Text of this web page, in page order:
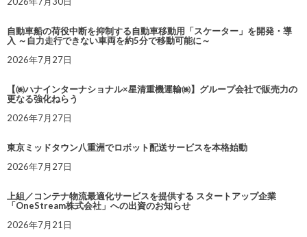
自動車船の荷役中断を抑制する自動車移動用「スケーター」を開発・導
入 ～自力走行できない車両を約5分で移動可能に～
2026年7月27日
【㈱ハナインターナショナル×星清重機運輸㈱】グループ会社で販売力の
更なる強化ねらう
2026年7月27日
東京ミッドタウン八重洲でロボット配送サービスを本格始動
2026年7月27日
上組／コンテナ物流最適化サービスを提供する スタートアップ企業
「OneStream株式会社」への出資のお知らせ
2026年7月21日